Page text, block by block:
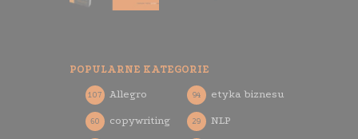
POPULARNE KATEGORIE
Allegro
107
copywriting
60
etyka biznesu
94
NLP
29